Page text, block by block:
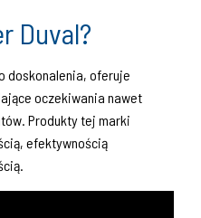
Duval?
doskonalenia, oferuje
oczekiwania nawet
Produkty tej marki
efektywnością